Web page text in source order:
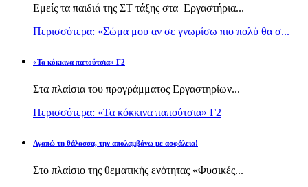
Εμείς τα παιδιά της ΣΤ τάξης στα Εργαστήρια...
Περισσότερα: «Σώμα μου αν σε γνωρίσω πιο πολύ θα σ...
«Τα κόκκινα παπούτσια» Γ2
Στα πλαίσια του προγράμματος Εργαστηρίων...
Περισσότερα: «Τα κόκκινα παπούτσια» Γ2
Αγαπώ τη θάλασσα, την απολαμβάνω με ασφάλεια!
Στο πλαίσιο της θεματικής ενότητας «Φυσικές...